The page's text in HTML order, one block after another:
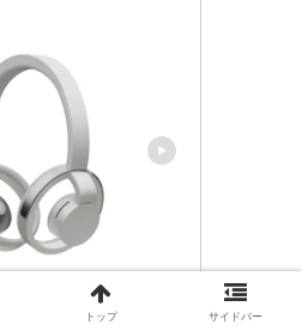
トップ サイドバー